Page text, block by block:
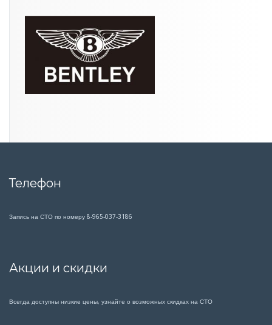
Телефон
Запись на СТО по номеру 8-965-037-3186
Акции и скидки
Всегда доступны низкие цены, узнайте о возможных скидках на СТО